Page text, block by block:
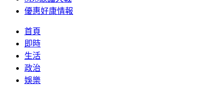
優惠好康情報
首頁
即時
生活
政治
娛樂